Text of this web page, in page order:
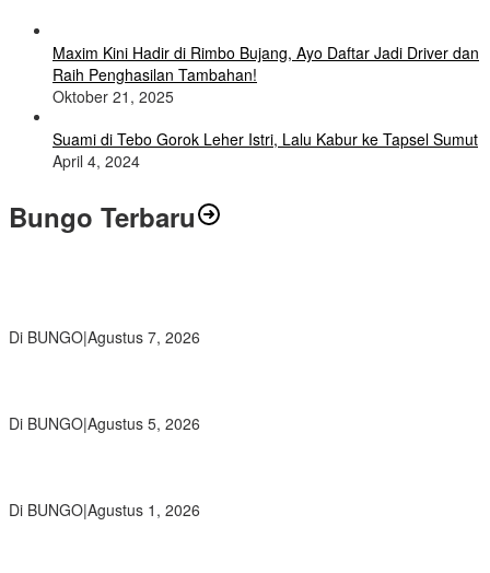
Maxim Kini Hadir di Rimbo Bujang, Ayo Daftar Jadi Driver dan
Raih Penghasilan Tambahan!
Oktober 21, 2025
Suami di Tebo Gorok Leher Istri, Lalu Kabur ke Tapsel Sumut
April 4, 2024
Bungo Terbaru
Di BUNGO|Agustus 7, 2026
Di BUNGO|Agustus 5, 2026
Di BUNGO|Agustus 1, 2026